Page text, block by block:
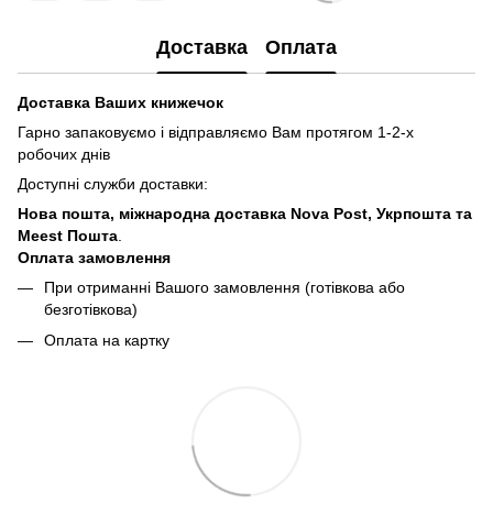
Доставка Оплата
Доставка Ваших книжечок
Гарно запаковуємо і відправляємо Вам протягом 1-2-х
робочих днів
Доступні служби доставки:
Нова пошта, міжнародна доставка Nova Post, Укрпошта та
Meest Пошта
Оплата замовлення
При отриманні Вашого замовлення (готівкова або
безготівкова)
Оплата на картку